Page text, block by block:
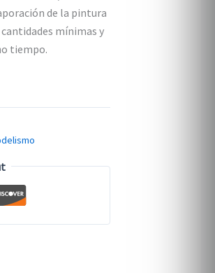
de la pintura
mínimas y
tiempo.